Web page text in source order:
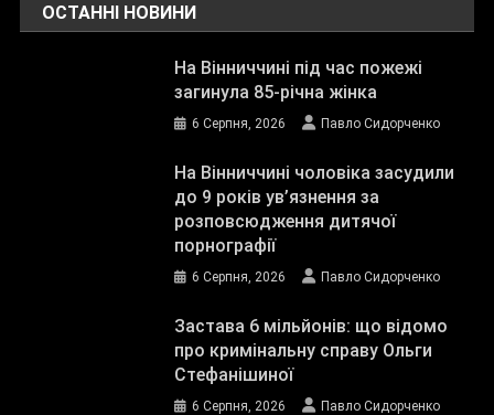
ОСТАННІ НОВИНИ
На Вінниччині під час пожежі
загинула 85-річна жінка
6 Серпня, 2026 Павло Сидорченко
На Вінниччині чоловіка засудили
до 9 років ув’язнення за
розповсюдження дитячої
порнографії
6 Серпня, 2026 Павло Сидорченко
Застава 6 мільйонів: що відомо
про кримінальну справу Ольги
Стефанішиної
6 Серпня, 2026 Павло Сидорченко